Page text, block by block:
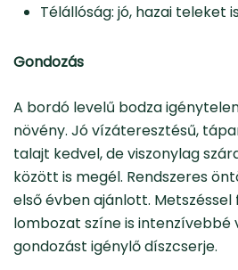
Télállóság: jó, hazai teleket
Gondozás
A bordó levelű bodza
növény. Jó vízáteresztésű,
talajt kedvel, de viszonylag
között is megél. Rendszeres
első évben ajánlott.
lombozat színe is intenzívebbé
gondozást igénylő díszcserje.